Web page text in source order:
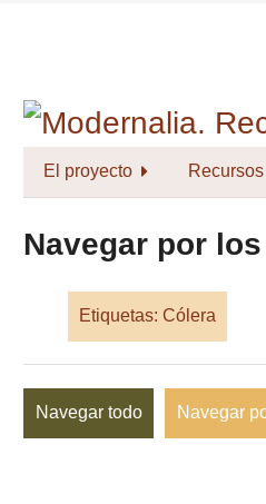
El proyecto Recursos
Navegar por
Etiquetas: Cólera
Navegar todo Navegar